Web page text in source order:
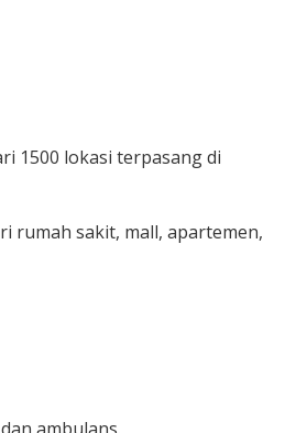
1500 lokasi terpasang di
rumah sakit, mall, apartemen,